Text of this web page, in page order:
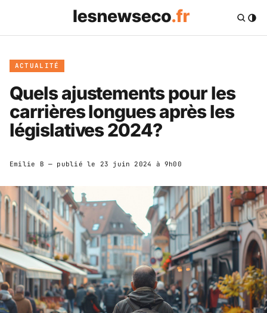
ACTUALITÉ
Quels ajustements pour les
carrières longues après les
législatives 2024?
Emilie B — publié le 23 juin 2024 à 9h00